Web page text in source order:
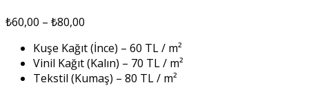
₺60,00 – ₺80,00
Kuşe Kağıt (İnce) – 60 TL / m²
Vinil Kağıt (Kalın) – 70 TL / m²
Tekstil (Kumaş) – 80 TL / m²